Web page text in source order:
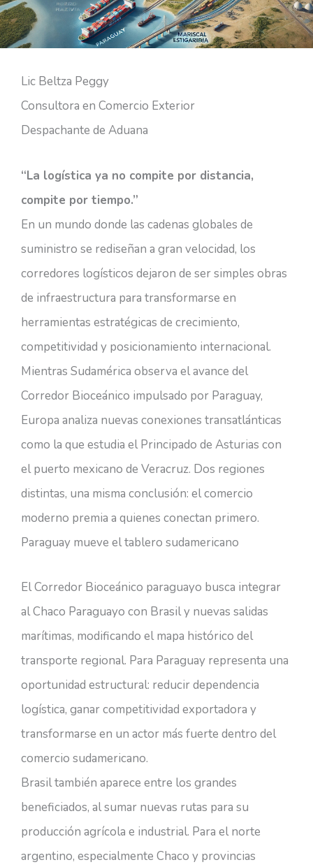
Lic Beltza Peggy
Consultora en Comercio Exterior
Despachante de Aduana
“La logística ya no compite por distancia,
compite por tiempo.”
En un mundo donde las cadenas globales de
suministro se rediseñan a gran velocidad, los
corredores logísticos dejaron de ser simples obras
de infraestructura para transformarse en
herramientas estratégicas de crecimiento,
competitividad y posicionamiento internacional.
Mientras Sudamérica observa el avance del
Corredor Bioceánico impulsado por Paraguay,
Europa analiza nuevas conexiones transatlánticas
como la que estudia el Principado de Asturias con
el puerto mexicano de Veracruz. Dos regiones
distintas, una misma conclusión: el comercio
moderno premia a quienes conectan primero.
Paraguay mueve el tablero sudamericano
El Corredor Bioceánico paraguayo busca integrar
al Chaco Paraguayo con Brasil y nuevas salidas
marítimas, modificando el mapa histórico del
transporte regional. Para Paraguay representa una
oportunidad estructural: reducir dependencia
logística, ganar competitividad exportadora y
transformarse en un actor más fuerte dentro del
comercio sudamericano.
Brasil también aparece entre los grandes
beneficiados, al sumar nuevas rutas para su
producción agrícola e industrial. Para el norte
argentino, especialmente Chaco y provincias